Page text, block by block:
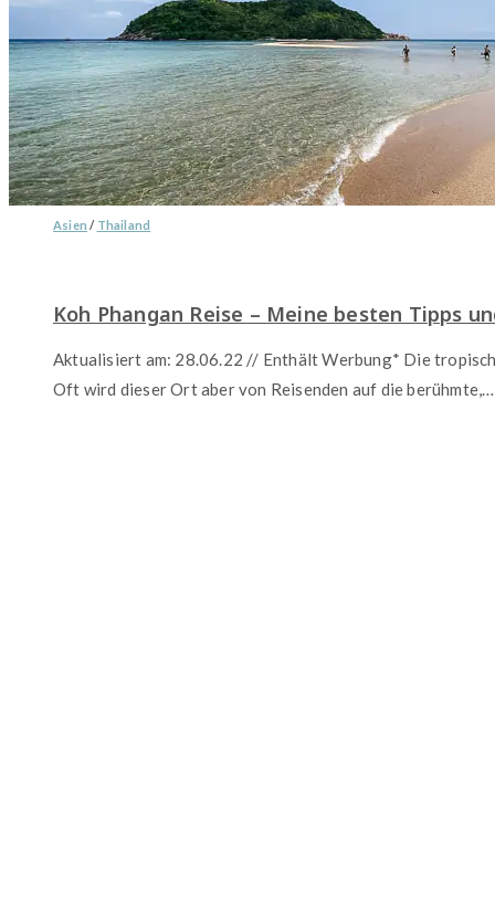
Asien / Thailand
Koh Phangan Reise – Meine besten Tipps
Aktualisiert am: 28.06.22 // Enthält Werbung* Die
Oft wird dieser Ort aber von Reisenden auf die berühmte,…